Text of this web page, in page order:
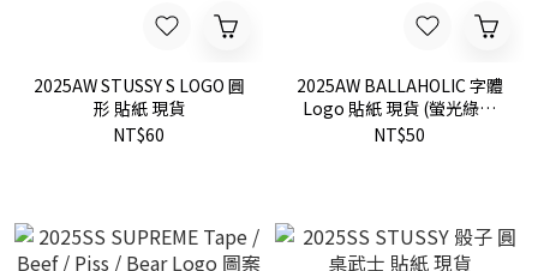
2025AW STUSSY S LOGO 圓
形 貼紙 現貨
NT$60
2025AW BALLAHOLIC 字體
Logo 貼紙 現貨 (螢光綠偏
黃)
NT$50